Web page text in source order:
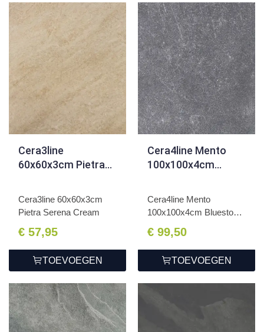
Cera3line
60x60x3cm Pietra
Cera3line 60x60x3cm
Pietra Serena Cream
€ 57,95
TOEVOEGEN
Cera4line Mento
100x100x4cm
Cera4line Mento
100x100x4cm Bluestone
€ 99,50
TOEVOEGEN